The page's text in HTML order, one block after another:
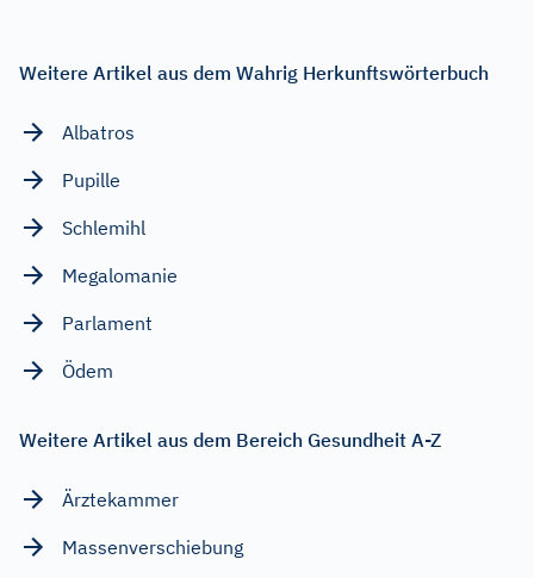
Weitere Artikel aus dem Wahrig Herkunftswörterbuch
Albatros
Pupille
Schlemihl
Megalomanie
Parlament
Ödem
Weitere Artikel aus dem Bereich Gesundheit A-Z
Ärztekammer
Massenverschiebung